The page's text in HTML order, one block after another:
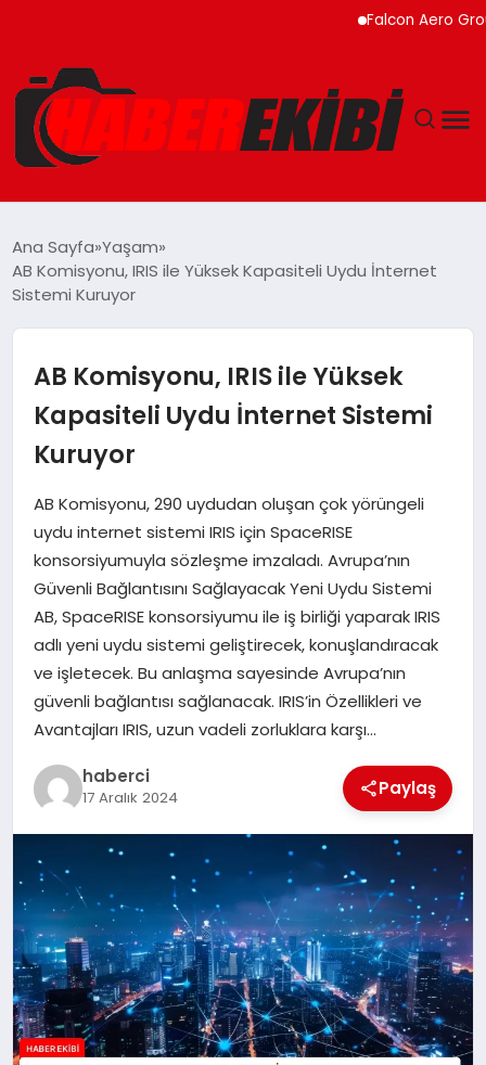
Falcon Aero Group,
GÜNCEL
MAGAZIN
SAĞLIK
SPOR
TEKNOLOJI
YAŞAM
Ana Sayfa Yaşam
AB Komisyonu, IRIS ile Yüksek Kapasiteli Uydu İnternet
Sistemi Kuruyor
AB Komisyonu, IRIS ile Yüksek
Kapasiteli Uydu İnternet Sistemi
Kuruyor
AB Komisyonu, 290 uydudan oluşan çok yörüngeli
uydu internet sistemi IRIS için SpaceRISE
konsorsiyumuyla sözleşme imzaladı. Avrupa’nın
Güvenli Bağlantısını Sağlayacak Yeni Uydu Sistemi
AB, SpaceRISE konsorsiyumu ile iş birliği yaparak IRIS
adlı yeni uydu sistemi geliştirecek, konuşlandıracak
ve işletecek. Bu anlaşma sayesinde Avrupa’nın
güvenli bağlantısı sağlanacak. IRIS’in Özellikleri ve
Avantajları IRIS, uzun vadeli zorluklara karşı…
haberci
17 Aralık 2024 Paylaş